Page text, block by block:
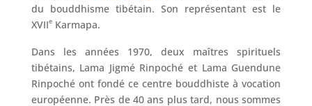
du bouddhisme tibétain. Son représentant est le
XVIIeKarmapa.
Dans les années 1970, deux maîtres spirituels
tibétains, Lama Jigmé Rinpoché et Lama Guendune
Rinpoché ont fondé ce centre bouddhiste à vocation
européenne. Près de 40 ans plus tard, nous sommes